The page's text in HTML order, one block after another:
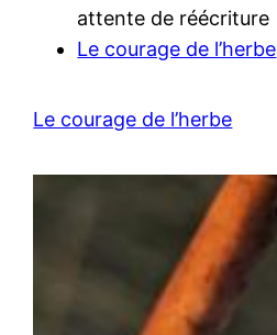
attente de réécriture
Le courage de l’herbe
Le courage de l’herbe